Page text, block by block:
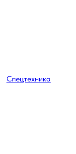
Спецтехника